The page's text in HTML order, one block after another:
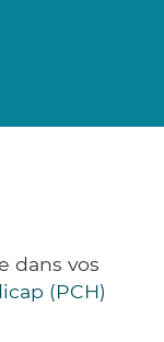
dans vos
(PCH)